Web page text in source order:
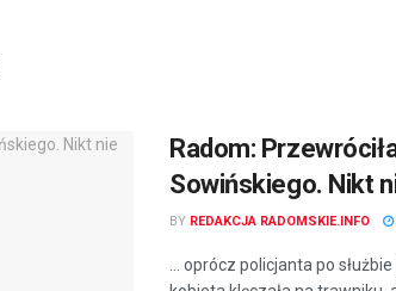
Radom:
Sowińskiego. Nikt
BY REDAKCJA RADOMSKIE.INFO
… oprócz policjanta po